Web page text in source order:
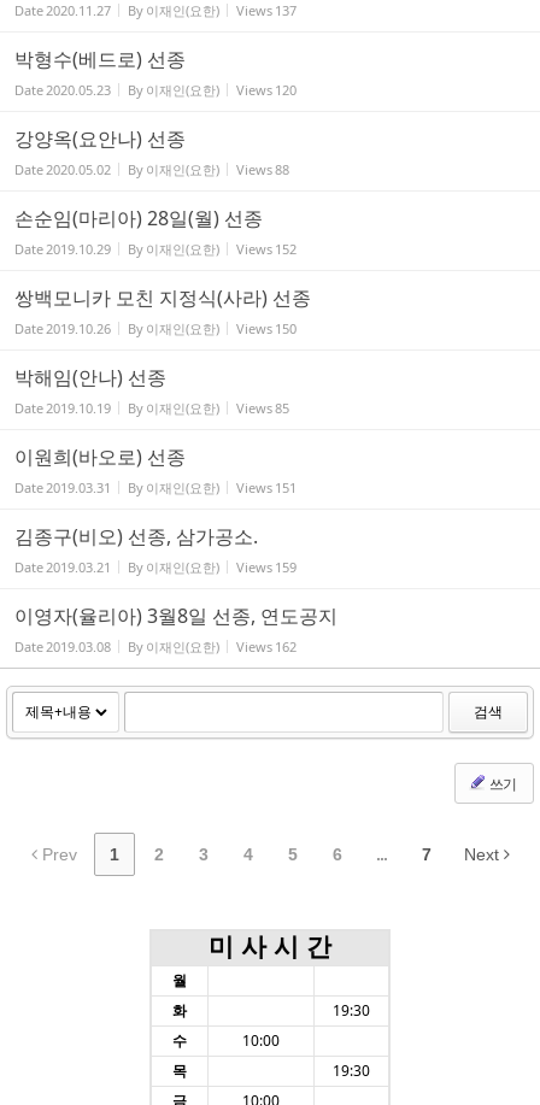
Date2020.11.27 By 이재인(요한) Views 137
박형수(베드로) 선종
Date2020.05.23 By 이재인(요한) Views 120
강양옥(요안나) 선종
Date2020.05.02 By 이재인(요한) Views88
손순임(마리아) 28일(월) 선종
Date2019.10.29 By 이재인(요한) Views 152
쌍백모니카 모친 지정식(사라) 선종
Date2019.10.26 By 이재인(요한) Views 150
박해임(안나) 선종
Date2019.10.19 By 이재인(요한) Views85
이원희(바오로) 선종
Date2019.03.31 By 이재인(요한) Views 151
김종구(비오) 선종, 삼가공소.
Date2019.03.21 By 이재인(요한) Views 159
이영자(율리아) 3월8일 선종, 연도공지
Date2019.03.08 By 이재인(요한) Views 162
검색
쓰기
Prev 1 2 3 4 5 6 ... 7 Next
미 사 시 간
월
화
19:30
수
10:00
목
19:30
금
10:00